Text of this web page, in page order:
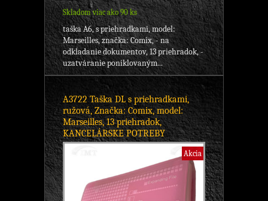
Skladom viac ako 90 ks
taška A6, s priehradkami, model:
Marseilles, značka: Comix, - na
odkladanie dokumentov, 13 priehradok, -
uzatváranie poniklovaným...
A3722 Taška DL s priehradkami,
ružová, Značka: Comix, model:
Marseilles, 13 priehradok,
KANCELÁRSKE POTREBY
Akcia